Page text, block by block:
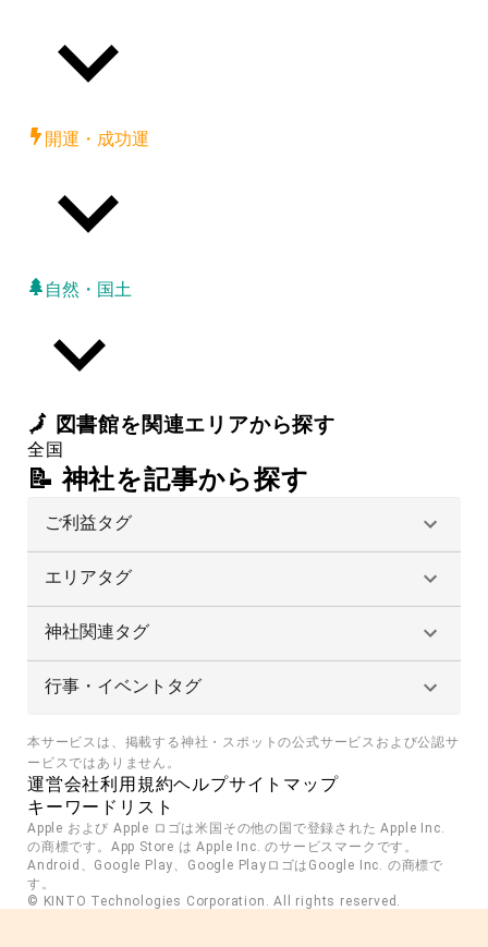
開運・成功運
自然・国土
🗾 図書館を関連エリアから探す
全国
📝 神社を記事から探す
ご利益タグ
エリアタグ
神社関連タグ
行事・イベントタグ
本サービスは、掲載する神社・スポットの公式サービスおよび公認サ
ービスではありません。
運営会社利用規約ヘルプサイトマップ
キーワードリスト
Apple および Apple ロゴは米国その他の国で登録された Apple Inc.
の商標です。App Store は Apple Inc. のサービスマークです。
Android、Google Play、Google PlayロゴはGoogle Inc. の商標で
す。
© KINTO Technologies Corporation. All rights reserved.